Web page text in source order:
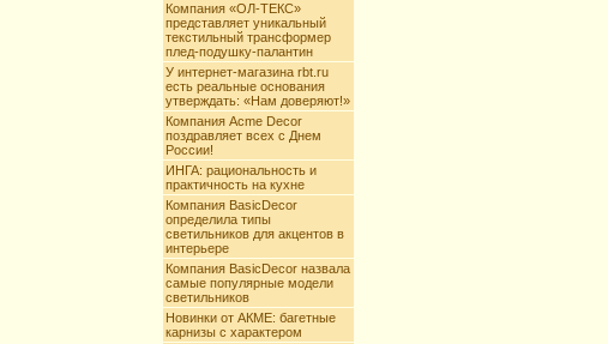
Компания «ОЛ-ТЕКС»
представляет уникальный
текстильный трансформер
плед-подушку-палантин
У интернет-магазина rbt.ru
есть реальные основания
утверждать: «Нам доверяют!»
Компания Acme Decor
поздравляет всех с Днем
России!
ИНГА: рациональность и
практичность на кухне
Компания BasicDecor
определила типы
светильников для акцентов в
интерьере
Компания BasicDecor назвала
самые популярные модели
светильников
Новинки от АКМЕ: багетные
карнизы с характером